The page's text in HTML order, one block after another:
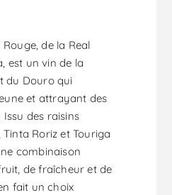
de la Real
est un vin de la
du Douro qui
et attrayant des
des raisins
Roriz et Touriga
combinaison
de fraîcheur et de
fait un choix